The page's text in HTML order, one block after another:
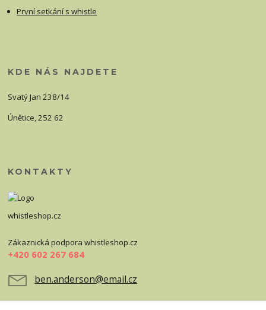
První setkání s whistle
KDE NÁS NAJDETE
Svatý Jan 238/14
Únětice, 252 62
KONTAKTY
whistleshop.cz
Zákaznická podpora whistleshop.cz
+420 602 267 684
ben.anderson@email.cz